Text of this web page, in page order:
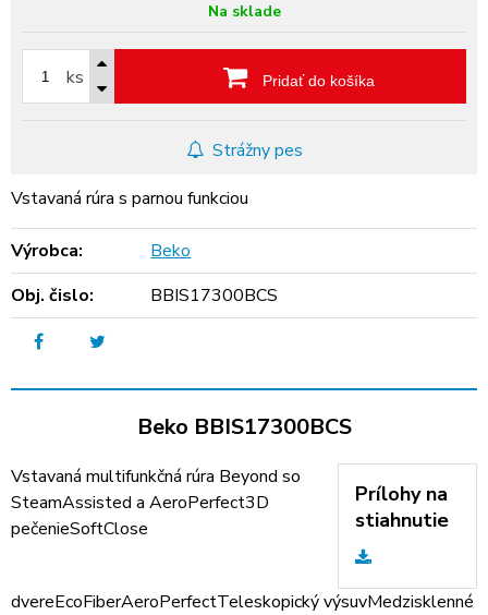
Na sklade
ks Pridať do košíka
Strážny pes
Vstavaná rúra s parnou funkciou
Výrobca:
Beko
Obj. čislo:
BBIS17300BCS
Beko BBIS17300BCS
Prílohy na
stiahnutie
Vstavaná multifunkčná rúra Beyond so
SteamAssisted a AeroPerfect3D
pečenieSoftClose
dvereEcoFiberAeroPerfectTeleskopický výsuvMedzisklenné